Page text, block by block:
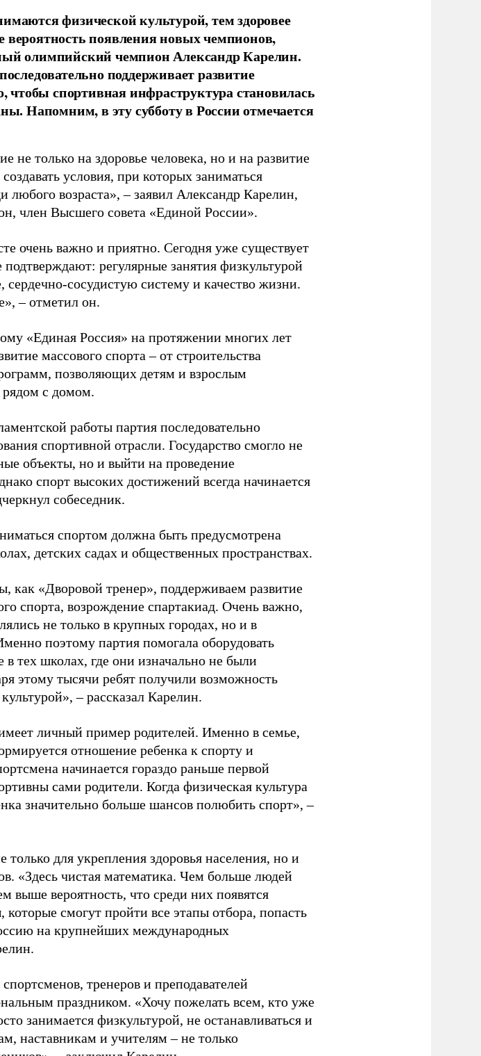
физической культурой, тем здоровее
появления новых чемпионов,
олимпийский чемпион Александр Карелин.
поддерживает развитие
чтобы спортивная инфраструктура становилась
Напомним, в эту субботу в России отмечается
не только на здоровье человека, но и на развитие
условия, при которых заниматься
любого возраста», – заявил Александр Карелин,
член Высшего совета «Единой России».
очень важно и приятно. Сегодня уже существует
регулярные занятия физкультурой
сосудистую систему и качество жизни.
– отметил он.
«Единая Россия» на протяжении многих лет
массового спорта – от строительства
позволяющих детям и взрослым
рядом с домом.
работы партия последовательно
спортивной отрасли. Государство смогло не
объекты, но и выйти на проведение
спорт высоких достижений всегда начинается
собеседник.
спортом должна быть предусмотрена
детских садах и общественных пространствах.
«Дворовой тренер», поддерживаем развитие
спорта, возрождение спартакиад. Очень важно,
не только в крупных городах, но и в
поэтому партия помогала оборудовать
тех школах, где они изначально не были
этому тысячи ребят получили возможность
– рассказал Карелин.
личный пример родителей. Именно в семье,
отношение ребенка к спорту и
начинается гораздо раньше первой
сами родители. Когда физическая культура
значительно больше шансов полюбить спорт», –
для укрепления здоровья населения, но и
«Здесь чистая математика. Чем больше людей
выше вероятность, что среди них появятся
которые смогут пройти все этапы отбора, попасть
на крупнейших международных
тренеров и преподавателей
праздником. «Хочу пожелать всем, кто уже
занимается физкультурой, не останавливаться и
наставникам и учителям – не только